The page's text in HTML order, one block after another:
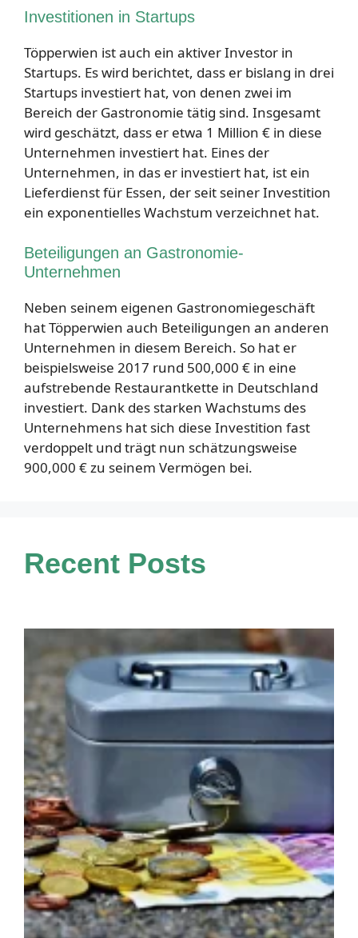
Investitionen in Startups
Töpperwien ist auch ein aktiver Investor in
Startups. Es wird berichtet, dass er bislang in drei
Startups investiert hat, von denen zwei im
Bereich der Gastronomie tätig sind. Insgesamt
wird geschätzt, dass er etwa 1 Million € in diese
Unternehmen investiert hat. Eines der
Unternehmen, in das er investiert hat, ist ein
Lieferdienst für Essen, der seit seiner Investition
ein exponentielles Wachstum verzeichnet hat.
Beteiligungen an Gastronomie-
Unternehmen
Neben seinem eigenen Gastronomiegeschäft
hat Töpperwien auch Beteiligungen an anderen
Unternehmen in diesem Bereich. So hat er
beispielsweise 2017 rund 500,000 € in eine
aufstrebende Restaurantkette in Deutschland
investiert. Dank des starken Wachstums des
Unternehmens hat sich diese Investition fast
verdoppelt und trägt nun schätzungsweise
900,000 € zu seinem Vermögen bei.
Recent Posts